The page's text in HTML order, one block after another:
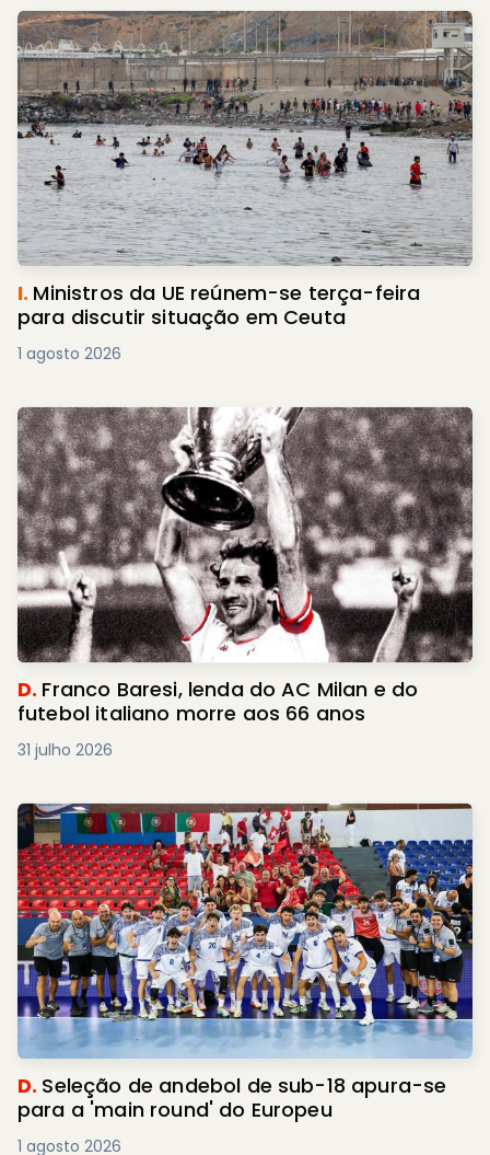
I. Ministros da UE reúnem-se terça-feira
para discutir situação em Ceuta
1 agosto 2026
D. Franco Baresi, lenda do AC Milan e do
futebol italiano morre aos 66 anos
31 julho 2026
D. Seleção de andebol de sub-18 apura-se
para a 'main round' do Europeu
1 agosto 2026